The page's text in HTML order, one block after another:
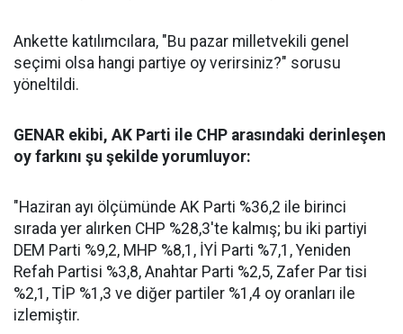
Ankette katılımcılara, "Bu pazar milletvekili genel
seçimi olsa hangi partiye oy verirsiniz?" sorusu
yöneltildi.
GENAR ekibi, AK Parti ile CHP arasındaki derinleşen
oy farkını şu şekilde yorumluyor:
"Haziran ayı ölçümünde AK Parti %36,2 ile birinci
sırada yer alırken CHP %28,3'te kalmış; bu iki partiyi
DEM Parti %9,2, MHP %8,1, İYİ Parti %7,1, Yeniden
Refah Partisi %3,8, Anahtar Parti %2,5, Zafer Par tisi
%2,1, TİP %1,3 ve diğer partiler %1,4 oy oranları ile
izlemiştir.